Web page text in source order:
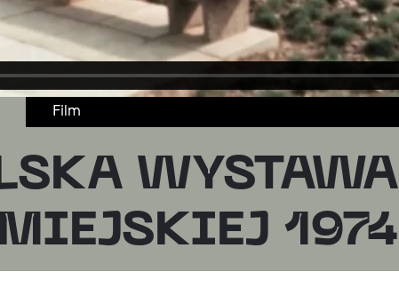
Film
WYSTAWA
1974